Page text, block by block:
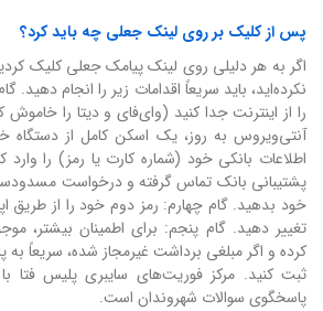
پس از کلیک بر روی لینک جعلی چه باید کرد؟
اگر به هر دلیلی روی لینک پیامک جعلی کلیک
نکرده‌اید، باید سریعاً اقدامات زیر را انجام دهید.
را از اینترنت جدا کنید (وای‌فای و دیتا را خاموش
آنتی‌ویروس به روز، یک اسکن کامل از دستگاه
اطلاعات بانکی خود (شماره کارت یا رمز) را وارد
پشتیبانی بانک تماس گرفته و درخواست
خود بدهید. گام چهارم: رمز دوم خود را از طریق
تغییر دهید. گام پنجم: برای اطمینان
کرده و اگر مبلغی برداشت غیرمجاز شده، سریعاً
پاسخگوی سوالات شهروندان است.